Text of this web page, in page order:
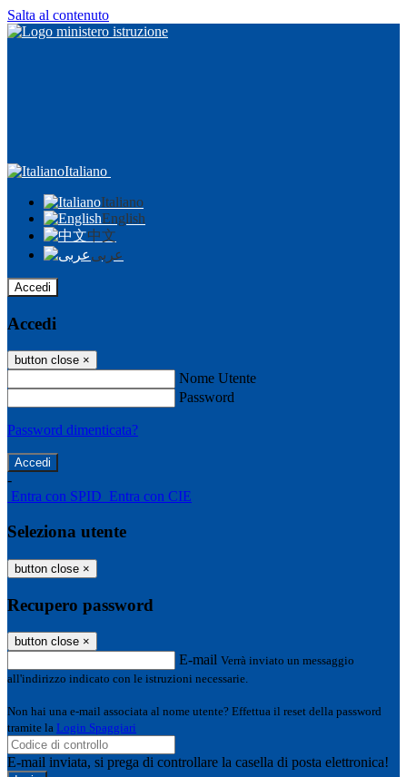
Salta al contenuto
Italiano
Italiano
English
中文
عربى
Accedi
Accedi
button close ×
Nome Utente
Password
Password dimenticata?
-
Entra con SPID Entra con CIE
Seleziona utente
button close ×
Recupero password
button close ×
E-mail Verrà inviato un messaggio
all'indirizzo indicato con le istruzioni necessarie.
Non hai una e-mail associata al nome utente? Effettua il reset della password
tramite la Login Spaggiari
E-mail inviata, si prega di controllare la casella di posta elettronica!